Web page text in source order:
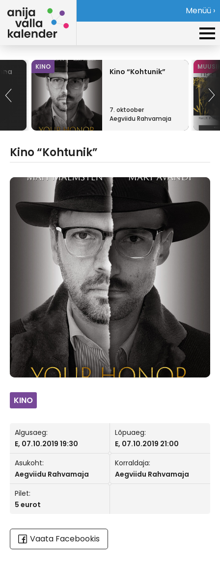
Menüü ›
KINO
Kino “Kohtunik”
7. oktoober
Aegviidu Rahvamaja
Kino “Kohtunik”
KINO
Algusaeg:
E, 07.10.2019 19:30
Lõpuaeg:
E, 07.10.2019 21:00
Asukoht:
Aegviidu Rahvamaja
Korraldaja:
Aegviidu Rahvamaja
Pilet:
5 eurot
Vaata Facebookis